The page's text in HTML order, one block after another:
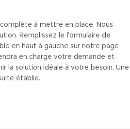
à mettre en place. Nous
Remplissez le formulaire de
en haut à gauche sur notre page
en charge votre demande et
la solution idéale à votre besoin. Une
établie.